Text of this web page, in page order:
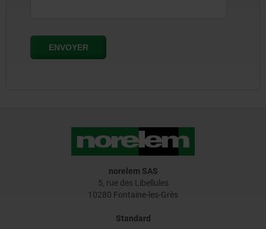
norelem SAS
5, rue des Libellules
10280 Fontaine-les-Grès
Standard